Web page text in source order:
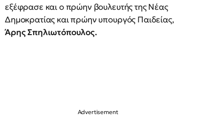
εξέφρασε και ο πρώην βουλευτής της Νέας
Δημοκρατίας και πρώην υπουργός Παιδείας,
Άρης Σπηλιωτόπουλος.